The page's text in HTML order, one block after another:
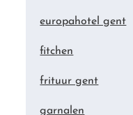
europahotel gent
fitchen
frituur gent
garnalen